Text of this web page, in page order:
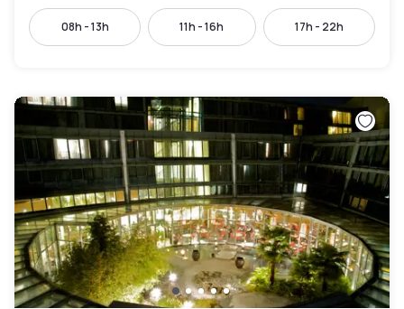
08h - 13h 11h - 16h 17h - 22h